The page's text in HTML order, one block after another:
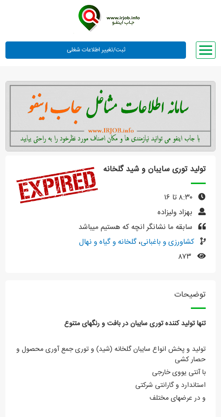
وبلاگ
معرفی ما
تعرفه ها
راهنما
ورود یا عضویت
تولید توری سایبان و شید گلخانه
۸:۳۰ تا ۱۶
بهزاد ولیزاده
سابقه ما نشانگر انچه که هستیم میباشد
کشاورزی و باغبانی،گلخانه و گیاه و نهال
توضیحات
تنها تولید کننده توری سایبان در بافت و رنگهای متنوع
تولید و پخش انواع سایبان گلخانه (شید) و توری جمع آوری محصول و
حصار کشی
با آنتی یووی خارجی
استاندارد و گارانتی شرکتی
و در عرضهای مختلف